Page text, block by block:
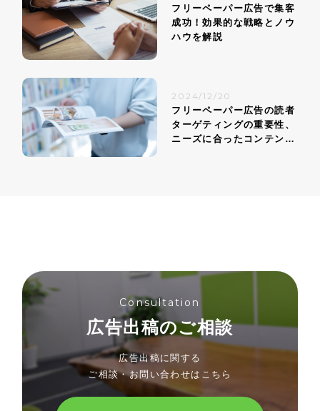
フリーペーパー広告で集客
成功！効果的な戦略とノウ
ハウを解説
2024/12/20
フリーペーパー広告の読者
ターゲティングの重要性、
ニーズに合ったコンテンツ
Consultation
広告出稿のご相談
広告出稿に関する
ご相談・お問い合わせはこちら